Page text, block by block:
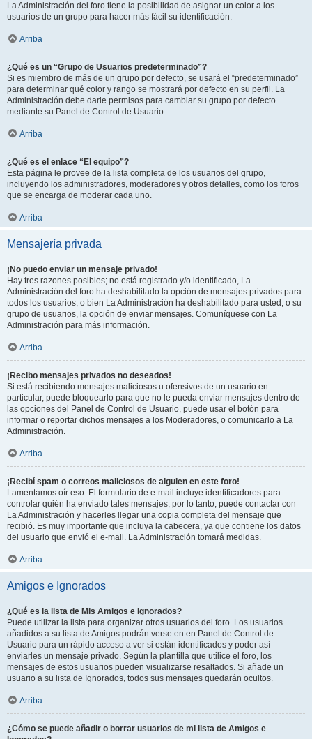
La Administración del foro tiene la posibilidad de asignar un color a los
usuarios de un grupo para hacer más fácil su identificación.
Arriba
¿Qué es un “Grupo de Usuarios predeterminado”?
Si es miembro de más de un grupo por defecto, se usará el “predeterminado”
para determinar qué color y rango se mostrará por defecto en su perfil. La
Administración debe darle permisos para cambiar su grupo por defecto
mediante su Panel de Control de Usuario.
Arriba
¿Qué es el enlace “El equipo”?
Esta página le provee de la lista completa de los usuarios del grupo,
incluyendo los administradores, moderadores y otros detalles, como los foros
que se encarga de moderar cada uno.
Arriba
Mensajería privada
¡No puedo enviar un mensaje privado!
Hay tres razones posibles; no está registrado y/o identificado, La
Administración del foro ha deshabilitado la opción de mensajes privados para
todos los usuarios, o bien La Administración ha deshabilitado para usted, o su
grupo de usuarios, la opción de enviar mensajes. Comuníquese con La
Administración para más información.
Arriba
¡Recibo mensajes privados no deseados!
Si está recibiendo mensajes maliciosos u ofensivos de un usuario en
particular, puede bloquearlo para que no le pueda enviar mensajes dentro de
las opciones del Panel de Control de Usuario, puede usar el botón para
informar o reportar dichos mensajes a los Moderadores, o comunicarlo a La
Administración.
Arriba
¡Recibí spam o correos maliciosos de alguien en este foro!
Lamentamos oír eso. El formulario de e-mail incluye identificadores para
controlar quién ha enviado tales mensajes, por lo tanto, puede contactar con
La Administración y hacerles llegar una copia completa del mensaje que
recibió. Es muy importante que incluya la cabecera, ya que contiene los datos
del usuario que envió el e-mail. La Administración tomará medidas.
Arriba
Amigos e Ignorados
¿Qué es la lista de Mis Amigos e Ignorados?
Puede utilizar la lista para organizar otros usuarios del foro. Los usuarios
añadidos a su lista de Amigos podrán verse en en Panel de Control de
Usuario para un rápido acceso a ver si están identificados y poder así
enviarles un mensaje privado. Según la plantilla que utilice el foro, los
mensajes de estos usuarios pueden visualizarse resaltados. Si añade un
usuario a su lista de Ignorados, todos sus mensajes quedarán ocultos.
Arriba
¿Cómo se puede añadir o borrar usuarios de mi lista de Amigos e